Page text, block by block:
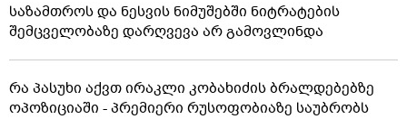
საზამთროს და ნესვის ნიმუშებში ნიტრატების
შემცველობაზე დარღვევა არ გამოვლინდა
რა პასუხი აქვთ ირაკლი კობახიძის ბრალდებებზე
ოპოზიციაში - პრემიერი რუსოფობიაზე საუბრობს